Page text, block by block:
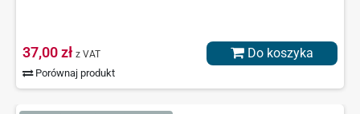
37,00 zł z VAT
Porównaj produkt
Do koszyka